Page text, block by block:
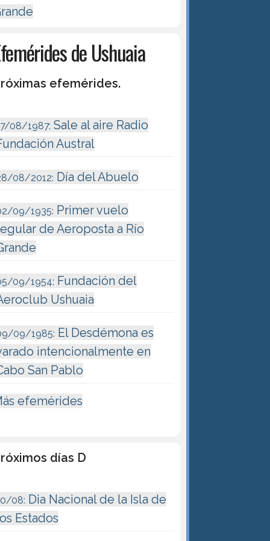
de Ushuaia
efemérides.
08/1987: Sale al aire Radio
Austral
08/2012: Día del Abuelo
09/1935: Primer vuelo
de Aeroposta a Río
09/1954: Fundación del
Ushuaia
09/1985: El Desdémona es
intencionalmente en
San Pablo
efemérides
días D
08: Dia Nacional de la Isla de
Estados